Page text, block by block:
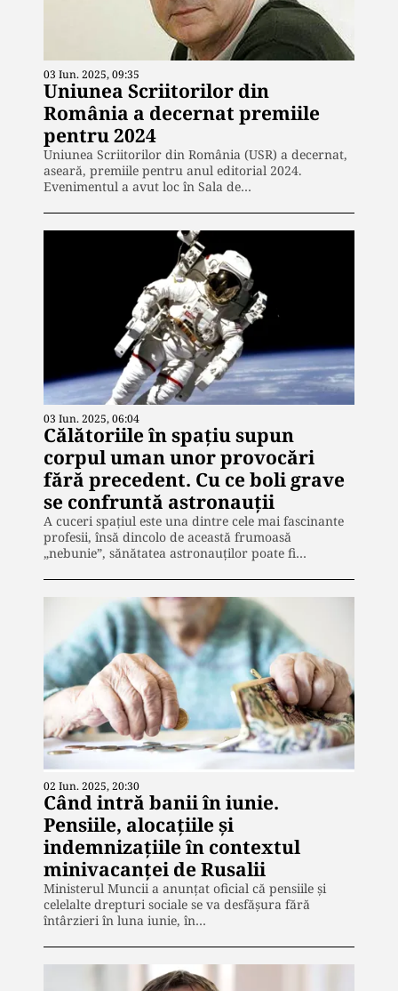
03 Iun. 2025, 09:35
Uniunea Scriitorilor din
România a decernat premiile
pentru 2024
Uniunea Scriitorilor din România (USR) a decernat,
aseară, premiile pentru anul editorial 2024.
Evenimentul a avut loc în Sala de…
03 Iun. 2025, 06:04
Călătoriile în spațiu supun
corpul uman unor provocări
fără precedent. Cu ce boli grave
se confruntă astronauții
A cuceri spațiul este una dintre cele mai fascinante
profesii, însă dincolo de această frumoasă
„nebunie”, sănătatea astronauților poate fi…
02 Iun. 2025, 20:30
Când intră banii în iunie.
Pensiile, alocațiile și
indemnizațiile în contextul
minivacanței de Rusalii
Ministerul Muncii a anunțat oficial că pensiile și
celelalte drepturi sociale se va desfășura fără
întârzieri în luna iunie, în…